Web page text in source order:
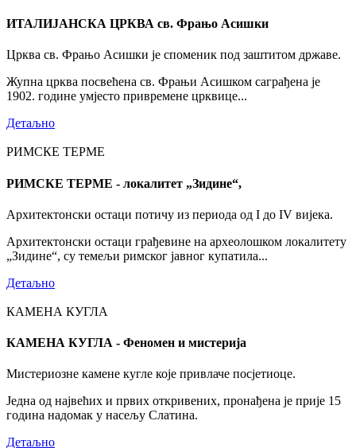
ИТАЛИЈАНСКА ЦРКВА св. Фрањо Асишки
Црква св. Фрањо Асишки је споменик под заштитом државе.
Жупна црква посвећена св. Фрањи Асишком саграђена је
1902. године умјесто привремене црквице...
Детаљно
РИМСКЕ ТЕРМЕ
РИМСКЕ ТЕРМЕ - локалитет „Зидине“,
Архитектонски остаци потичу из периода од I до IV вијека.
Архитектонски остаци грађевине на археолошком локалитету
„Зидине“, су темељи римског јавног купатила...
Детаљно
КАМЕНА КУГЛА
КАМЕНА КУГЛА - Феномен и мистерија
Мистериозне камене кугле које привлаче посјетиоце.
Једна од највећих и првих откривених, пронађена је прије 15
година надомак у насељу Слатина.
Детаљно